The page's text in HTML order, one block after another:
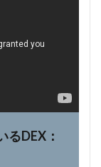
るDEX：